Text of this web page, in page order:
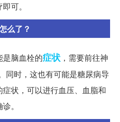
可。
么了？
是脑血栓的症状 ，需要前往神
同时，这也有可能是糖尿病导
状，可以进行血压、血脂和
。